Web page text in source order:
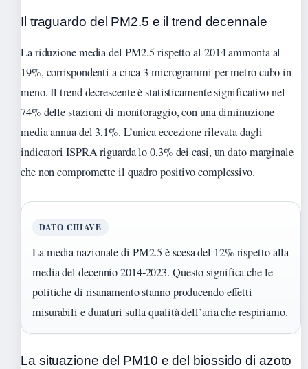
Il traguardo del PM2.5 e il trend decennale
La riduzione media del PM2.5 rispetto al 2014 ammonta al
19%, corrispondenti a circa 3 microgrammi per metro cubo in
meno. Il trend decrescente è statisticamente significativo nel
74% delle stazioni di monitoraggio, con una diminuzione
media annua del 3,1%. L’unica eccezione rilevata dagli
indicatori ISPRA riguarda lo 0,3% dei casi, un dato marginale
che non compromette il quadro positivo complessivo.
DATO CHIAVE
La media nazionale di PM2.5 è scesa del 12% rispetto alla
media del decennio 2014-2023. Questo significa che le
politiche di risanamento stanno producendo effetti
misurabili e duraturi sulla qualità dell’aria che respiriamo.
La situazione del PM10 e del biossido di azoto